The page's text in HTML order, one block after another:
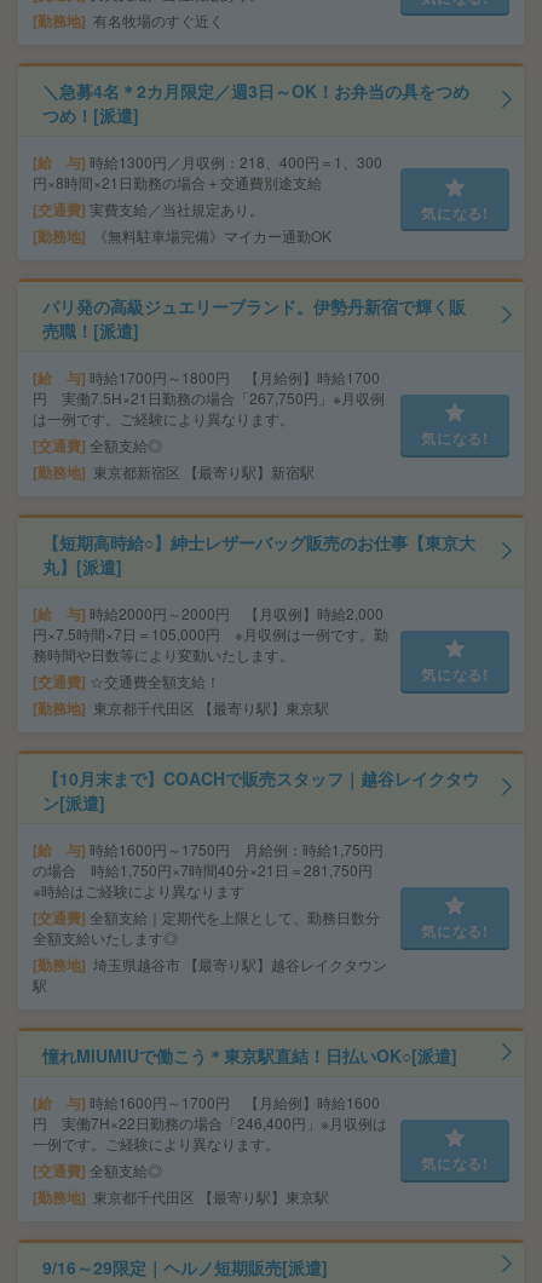
勤務地 有名牧場のすぐ近く
＼急募4名＊2カ月限定／週3日～OK！お弁当の具をつめ
つめ！[派遣]
給 与 時給1300円／月収例：218、400円＝1、300
円×8時間×21日勤務の場合＋交通費別途支給
交通費 実費支給／当社規定あり。
勤務地 《無料駐車場完備》マイカー通勤OK
気になる!
パリ発の高級ジュエリーブランド。伊勢丹新宿で輝く販
売職！[派遣]
給 与 時給1700円～1800円 【月給例】時給1700
円 実働7.5H×21日勤務の場合「267,750円」※月収例
は一例です。ご経験により異なります。
交通費 全額支給◎
勤務地 東京都新宿区 【最寄り駅】新宿駅
気になる!
【短期高時給○】紳士レザーバッグ販売のお仕事【東京大
丸】[派遣]
給 与 時給2000円～2000円 【月収例】時給2,000
円×7.5時間×7日＝105,000円 ※月収例は一例です。勤
務時間や日数等により変動いたします。
交通費 ☆交通費全額支給！
勤務地 東京都千代田区 【最寄り駅】東京駅
気になる!
【10月末まで】COACHで販売スタッフ｜越谷レイクタウ
ン[派遣]
給 与 時給1600円～1750円 月給例：時給1,750円
の場合 時給1,750円×7時間40分×21日＝281,750円
※時給はご経験により異なります
交通費 全額支給｜定期代を上限として、勤務日数分
全額支給いたします◎
勤務地 埼玉県越谷市 【最寄り駅】越谷レイクタウン
駅
気になる!
憧れMIUMIUで働こう＊東京駅直結！日払いOK○[派遣]
給 与 時給1600円～1700円 【月給例】時給1600
円 実働7H×22日勤務の場合「246,400円」※月収例は
一例です。ご経験により異なります。
交通費 全額支給◎
勤務地 東京都千代田区 【最寄り駅】東京駅
気になる!
9/16～29限定｜ヘルノ短期販売[派遣]